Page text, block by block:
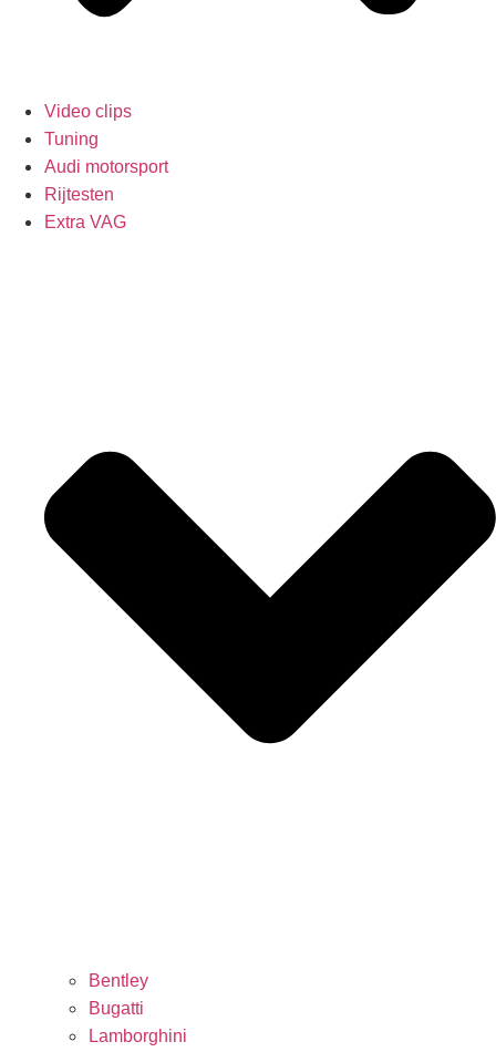
Video clips
Tuning
Audi motorsport
Rijtesten
Extra VAG
Bentley
Bugatti
Lamborghini